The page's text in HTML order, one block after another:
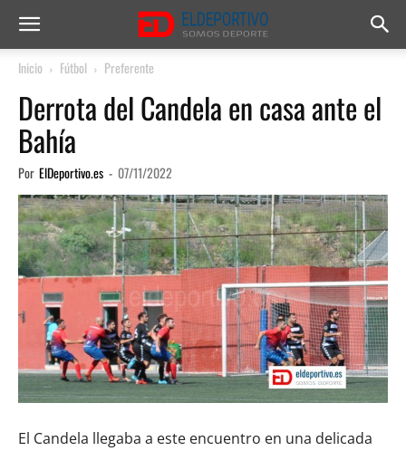
Inicio Fútbol Preferente
Derrota del Candela en casa ante el
Bahía
Por ElDeportivo.es - 07/11/2022
El Candela llegaba a este encuentro en una delicada